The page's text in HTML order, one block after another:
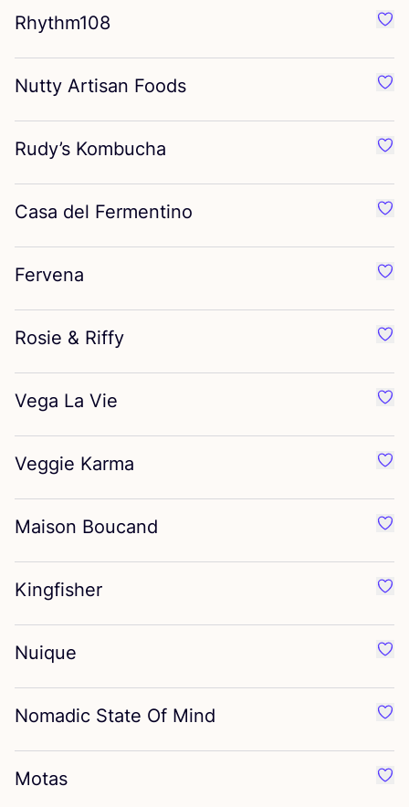
Rhythm108
Nutty Artisan Foods
Rudy’s Kombucha
Casa del Fermentino
Fervena
Rosie & Riffy
Vega La Vie
Veggie Karma
Maison Boucand
Kingfisher
Nuique
Nomadic State Of Mind
Motas